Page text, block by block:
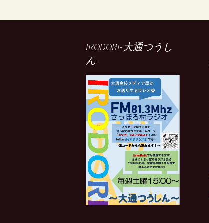
IRODORI-大通つうし
ん-